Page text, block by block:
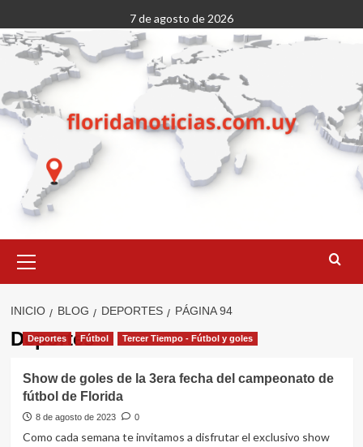
al
contenido
7 de agosto de 2026
primario
INICIO BLOG DEPORTES PÁGINA 94
Deportes
Deportes Fútbol Tercer Tiempo - Fútbol y goles
Show de goles de la 3era fecha del campeonato de
fútbol de Florida
8 de agosto de 2023 0
Como cada semana te invitamos a disfrutar el exclusivo show